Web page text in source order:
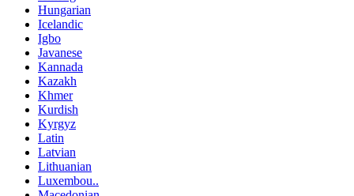
Hungarian
Icelandic
Igbo
Javanese
Kannada
Kazakh
Khmer
Kurdish
Kyrgyz
Latin
Latvian
Lithuanian
Luxembou..